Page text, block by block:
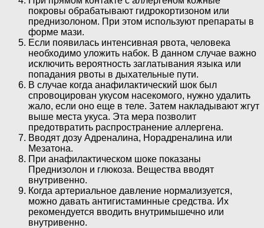
покровы обрабатывают гидрокортизоном или
преднизолоном. При этом используют препараты в
форме мази.
Если появилась интенсивная рвота, человека
необходимо уложить набок. В данном случае важно
исключить вероятность заглатывания языка или
попадания рвоты в дыхательные пути.
В случае когда анафилактический шок был
спровоцирован укусом насекомого, нужно удалить
жало, если оно еще в теле. Затем накладывают жгут
выше места укуса. Эта мера позволит
предотвратить распространение аллергена.
Вводят дозу Адреналина, Норадреналина или
Мезатона.
При анафилактическом шоке показаны
Преднизолон и глюкоза. Вещества вводят
внутривенно.
Когда артериальное давление нормализуется,
можно давать антигистаминные средства. Их
рекомендуется вводить внутримышечно или
внутривенно.